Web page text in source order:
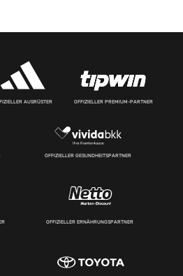
AUSRÜSTER OFFIZIELLER PREMIUM-PARTNER
OFFIZIELLER GESUNDHEITSPARTNER
OFFIZIELLER ERNÄHRUNGSPARTNER